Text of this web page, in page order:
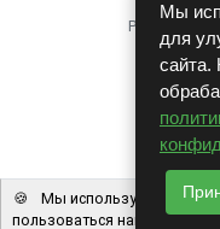
Работает
©
Мы
для
сайта.
🍪
Мы используем файлы
пользоваться нашим